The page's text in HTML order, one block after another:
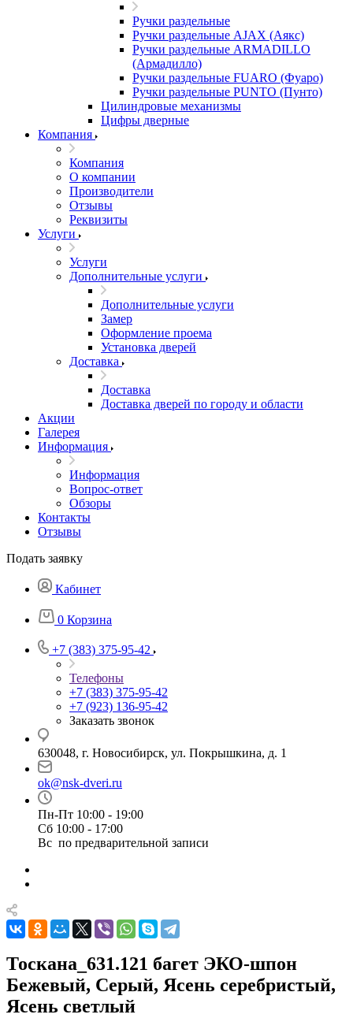
Ручки раздельные
Ручки раздельные AJAX (Аякс)
Ручки раздельные ARMADILLO
(Армадилло)
Ручки раздельные FUARO (Фуаро)
Ручки раздельные PUNTO (Пунто)
Цилиндровые механизмы
Цифры дверные
Компания
Компания
О компании
Производители
Отзывы
Реквизиты
Услуги
Услуги
Дополнительные услуги
Дополнительные услуги
Замер
Оформление проема
Установка дверей
Доставка
Доставка
Доставка дверей по городу и области
Акции
Галерея
Информация
Информация
Вопрос-ответ
Обзоры
Контакты
Отзывы
Подать заявку
Кабинет
0 Корзина
+7 (383) 375-95-42
Телефоны
+7 (383) 375-95-42
+7 (923) 136-95-42
Заказать звонок
630048, г. Новосибирск, ул. Покрышкина, д. 1
ok@nsk-dveri.ru
Пн-Пт 10:00 - 19:00
Сб 10:00 - 17:00
Вс по предварительной записи
Тоскана_631.121 багет ЭКО-шпон
Бежевый, Серый, Ясень серебристый,
Ясень светлый